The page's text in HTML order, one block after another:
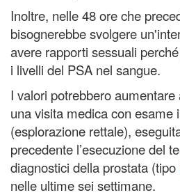
Inoltre, nelle 48 ore che
bisognerebbe svolgere
avere rapporti sessuali
i livelli del PSA nel sangue.
I valori potrebbero
una visita medica con esame
(esplorazione rettale),
precedente l’esecuzione del
diagnostici della prostata (tipo
nelle ultime sei settimane.